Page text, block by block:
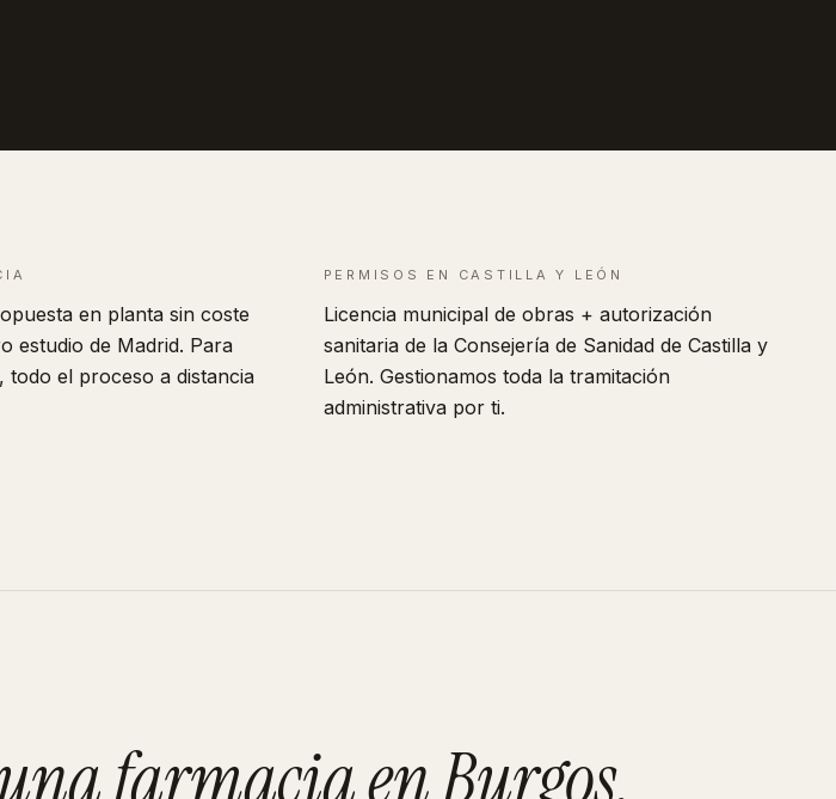
en planta sin coste
estudio de Madrid. Para
todo el proceso a distancia
PERMISOS EN CASTILLA Y LEÓN
Licencia municipal de obras + autorización
sanitaria de la Consejería de Sanidad de Castilla y
León. Gestionamos toda la tramitación
administrativa por ti.
farmaciaenBurgos.